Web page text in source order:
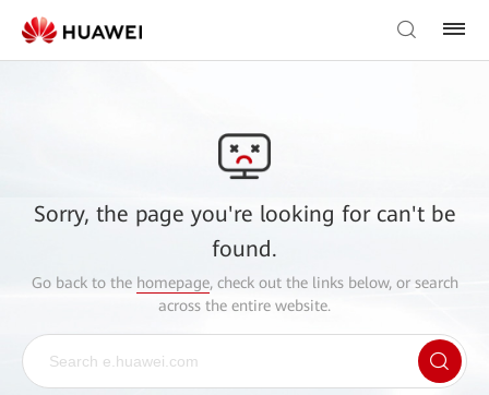
Sorry, the page you're looking for can't be
found.
Go back to the homepage, check out the links below, or search
across the entire website.